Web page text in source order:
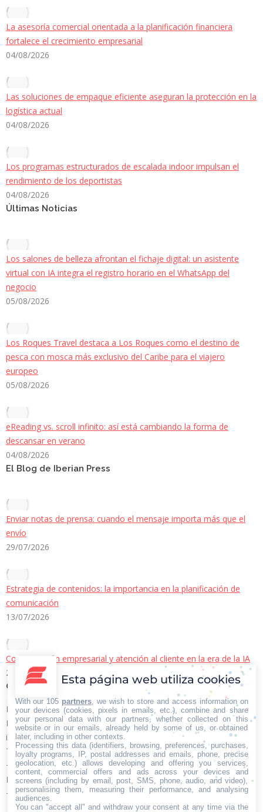
La asesoría comercial orientada a la planificación financiera
fortalece el crecimiento empresarial
04/08/2026
Las soluciones de empaque eficiente aseguran la protección en la
logística actual
04/08/2026
Los programas estructurados de escalada indoor impulsan el
rendimiento de los deportistas
04/08/2026
Últimas Noticias
Los salones de belleza afrontan el fichaje digital: un asistente
virtual con IA integra el registro horario en el WhatsApp del
negocio
05/08/2026
Los Roques Travel destaca a Los Roques como el destino de
pesca con mosca más exclusivo del Caribe para el viajero
europeo
05/08/2026
eReading vs. scroll infinito: así está cambiando la forma de
descansar en verano
04/08/2026
El Blog de Iberian Press
Enviar notas de prensa: cuando el mensaje importa más que el
envío
29/07/2026
Estrategia de contenidos: la importancia en la planificación de
comunicación
13/07/2026
Comunicación empresarial y atención al cliente en la era de la IA
22/06/2026
Contacto Iberian Press
Principales vías de contacto:
E-mail:
info@iberianpress.es
Teléfono:
+34 911863556
Fax:
+34 911863556
Encuéntranos en:
Esta página web utiliza cookies
With our 105 partners , we wish to store and access information on
your devices (cookies, pixels in emails, etc.), combine and share
your personal data with our partners, whether collected on this
website or in our emails, already held by some of us, or obtained
later, including in other contexts.
Processing this data (identifiers, browsing, preferences, purchases,
loyalty programs, IP, postal addresses and emails, phone, precise
geolocation, etc.) allows developing and offering you services,
content, commercial offers and ads across your devices and
screens (including by email, post, SMS, phone, audio, and video),
personalising them, measuring their performance, and analysing
audiences.
You can "accept all" and withdraw your consent at any time via the